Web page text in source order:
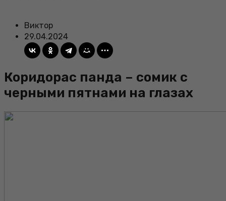
Виктор
29.04.2024
Коридорас панда – сомик с
черными пятнами на глазах